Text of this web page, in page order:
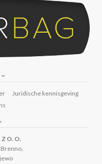
Juridische kennisgeving
Z O. O.